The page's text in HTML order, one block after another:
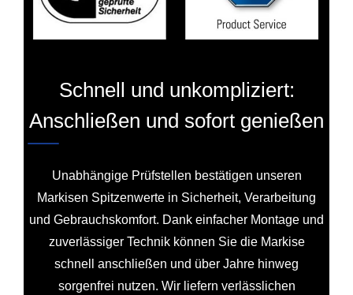
Schnell und unkompliziert:
Anschließen und sofort genießen
Unabhängige Prüfstellen bestätigen unseren
Markisen Spitzenwerte in Sicherheit, Verarbeitung
und Gebrauchskomfort. Dank einfacher Montage und
zuverlässiger Technik können Sie die Markise
schnell anschließen und über Jahre hinweg
sorgenfrei nutzen. Wir liefern verlässlichen